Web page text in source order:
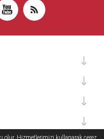
olur. Hizmetlerimizi kullanarak çerez